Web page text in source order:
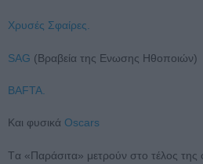
Χρυσές Σφαίρες.
SAG (Βραβεία της Ενωσης Ηθοποιών)
BAFTA.
Και φυσικά Οscars
Tα «Παράσιτα» μετρούν στο τέλος της